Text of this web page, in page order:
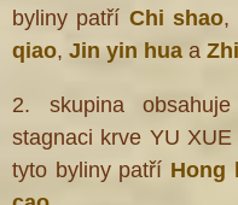
byliny patří Chi shao,
qiao, Jin yin hua a
2. skupina
stagnaci krve YU
tyto byliny patří Hong